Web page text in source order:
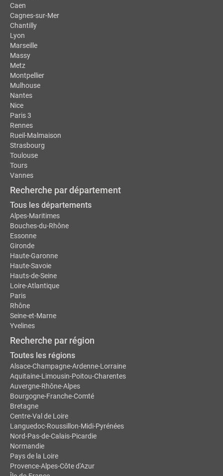
Caen
Cagnes-sur-Mer
Chantilly
Lyon
Marseille
Massy
Metz
Montpellier
Mulhouse
Nantes
Nice
Paris 3
Rennes
Rueil-Malmaison
Strasbourg
Toulouse
Tours
Vannes
Recherche par département
Tous les départements
Alpes-Maritimes
Bouches-du-Rhône
Essonne
Gironde
Haute-Garonne
Haute-Savoie
Hauts-de-Seine
Loire-Atlantique
Paris
Rhône
Seine-et-Marne
Yvelines
Recherche par région
Toutes les régions
Alsace-Champagne-Ardenne-Lorraine
Aquitaine-Limousin-Poitou-Charentes
Auvergne-Rhône-Alpes
Bourgogne-Franche-Comté
Bretagne
Centre-Val de Loire
Languedoc-Roussillon-Midi-Pyrénées
Nord-Pas-de-Calais-Picardie
Normandie
Pays de la Loire
Provence-Alpes-Côte d'Azur